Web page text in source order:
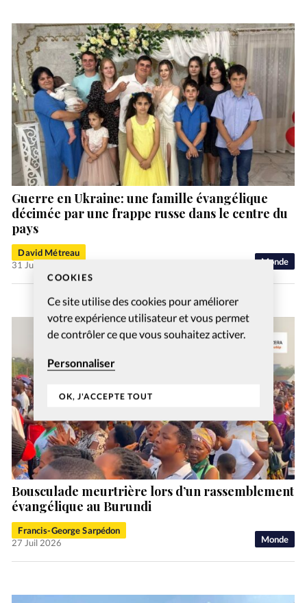
COOKIES
Ce site utilise des cookies pour améliorer
votre expérience utilisateur et vous permet
de contrôler ce que vous souhaitez activer.
Personnaliser
OK, J'ACCEPTE TOUT
Monde
Guerre en Ukraine: une famille évangélique
décimée par une frappe russe dans le centre du
pays
David Métreau
31 Juil 2026
Monde
Bousculade meurtrière lors d’un rassemblement
évangélique au Burundi
Francis-George Sarpédon
27 Juil 2026